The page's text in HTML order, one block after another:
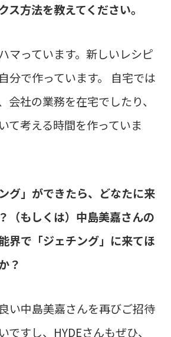
ス方法を教えてください。
マっています。新しいレシピ
分で作っています。 自宅では
会社の業務を在宅でしたり、
て考える時間を作っていま
ング」ができたら、どなたに来
（もしくは）中島美嘉さんの
界で「ジェチング」に来てほ
？
い中島美嘉さんを再びご招待
ですし、HYDEさんもぜひ、